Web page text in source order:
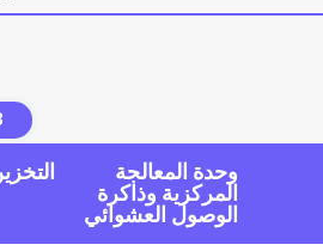
3
وحدة المعالجة
المركزية وذاكرة
الوصول العشوائي